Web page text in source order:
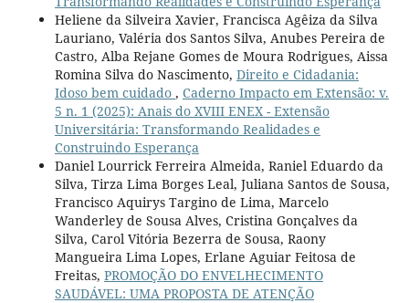
Heliene da Silveira Xavier, Francisca Agêiza da Silva
Lauriano, Valéria dos Santos Silva, Anubes Pereira de
Castro, Alba Rejane Gomes de Moura Rodrigues, Aissa
Romina Silva do Nascimento, Direito e Cidadania:
Idoso bem cuidado , Caderno Impacto em Extensão: v.
5 n. 1 (2025): Anais do XVIII ENEX - Extensão
Universitária: Transformando Realidades e
Construindo Esperança
Daniel Lourrick Ferreira Almeida, Raniel Eduardo da
Silva, Tirza Lima Borges Leal, Juliana Santos de Sousa,
Francisco Aquirys Targino de Lima, Marcelo
Wanderley de Sousa Alves, Cristina Gonçalves da
Silva, Carol Vitória Bezerra de Sousa, Raony
Mangueira Lima Lopes, Erlane Aguiar Feitosa de
Freitas, PROMOÇÃO DO ENVELHECIMENTO
SAUDÁVEL: UMA PROPOSTA DE ATENÇÃO